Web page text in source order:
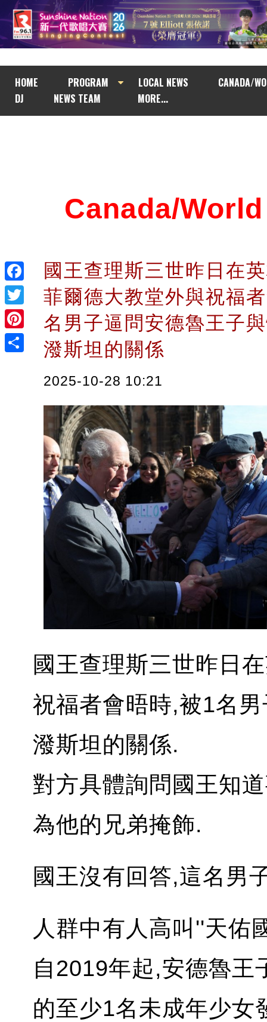
HOME PROGRAM LOCAL NEWS
CANADA/
DJ
NEWS TEAM MORE...
Facebook
Twitter
Pinterest
Canada/
國王查理斯三世昨日在
菲爾德大教堂外與祝福
名男子逼問安德魯王子
潑斯坦的關係
2025-10-28 10:21
國王查理斯三世昨日
祝福者會晤時,被1名
潑斯坦的關係.
對方具體詢問國王知
為他的兄弟掩飾.
國王沒有回答,這名男
人群中有人高叫''天佑
自2019年起,安德魯王
的至少1名未成年少女